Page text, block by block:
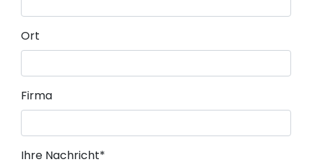
Ort
Firma
Pflichtfeld
Ihre Nachricht*